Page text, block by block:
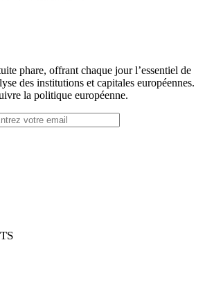
phare, offrant chaque jour l’essentiel de
des institutions et capitales européennes.
la politique européenne.